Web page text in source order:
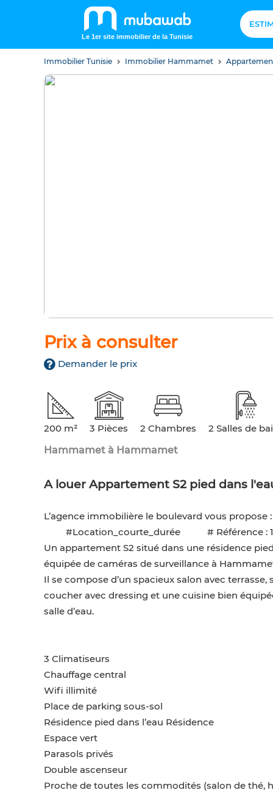
Le 1er site immobilier de la Tunisie
Immobilier Tunisie Immobilier Hammamet
Prix à consulter
Demander le prix
200 m² 3 Pièces 2 Chambres
2 Salles de
Hammamet à Hammamet
A louer Appartement S2 pied dans
L’agence immobilière le boulevard vous propose :
#Location_courte_durée # Référence :
Un appartement S2 situé dans une résidence
équipée de caméras de surveillance à
Il se compose d’un spacieux salon avec
coucher avec dressing et une cuisine bien
salle d’eau.
3 Climatiseurs
Chauffage central
Wifi illimité
Place de parking sous-sol
Résidence pied dans l’eau Résidence
Espace vert
Parasols privés
Double ascenseur
Proche de toutes les commodités (salon de thé,